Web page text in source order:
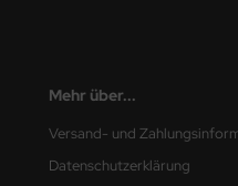
Mehr über...
Versand- und
Datenschutzerklärung
Kits